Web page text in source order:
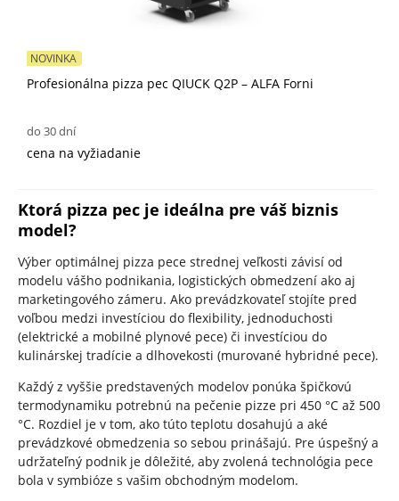
Profesionálna pizza pec QIUCK Q2P – ALFA Forni
NOVINKA
do 30 dní
cena na vyžiadanie
Ktorá pizza pec je ideálna pre váš biznis
model?
Výber optimálnej pizza pece strednej veľkosti závisí od
modelu vášho podnikania, logistických obmedzení ako aj
marketingového zámeru. Ako prevádzkovateľ stojíte pred
voľbou medzi investíciou do flexibility, jednoduchosti
(elektrické a mobilné plynové pece) či investíciou do
kulinárskej tradície a dlhovekosti (murované hybridné pece).
Každý z vyššie predstavených modelov ponúka špičkovú
termodynamiku potrebnú na pečenie pizze pri 450 °C až 500
°C. Rozdiel je v tom, ako túto teplotu dosahujú a aké
prevádzkové obmedzenia so sebou prinášajú. Pre úspešný a
udržateľný podnik je dôležité, aby zvolená technológia pece
bola v symbióze s vašim obchodným modelom.